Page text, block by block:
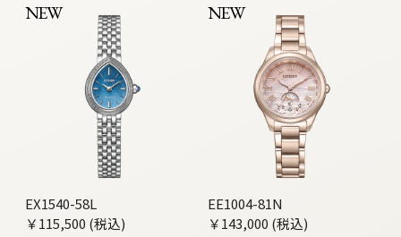
NEW
EX1540-58L
￥115,500 (税込)
NEW
EE1004-81N
￥143,000 (税込)